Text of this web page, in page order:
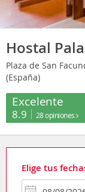
Hostal
Plaza de San
(España)
Excelente
8.9 28 opiniones
Elige tus